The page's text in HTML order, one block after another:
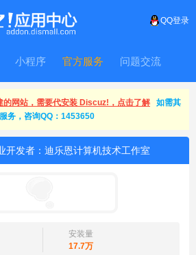
QQ登录
小程序 官方服务 问题交流
网站，需要代安装 Discuz!，点击了解
如需其
务，咨询QQ：1453650
安装量
17.7万